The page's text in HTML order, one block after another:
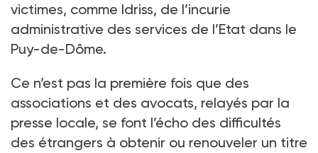
victimes, comme Idriss, de l’incurie
administrative des services de l’Etat dans le
Puy-de-Dôme.
Ce n’est pas la première fois que des
associations et des avocats, relayés par la
presse locale, se font l’écho des difficultés
des étrangers à obtenir ou renouveler un titre